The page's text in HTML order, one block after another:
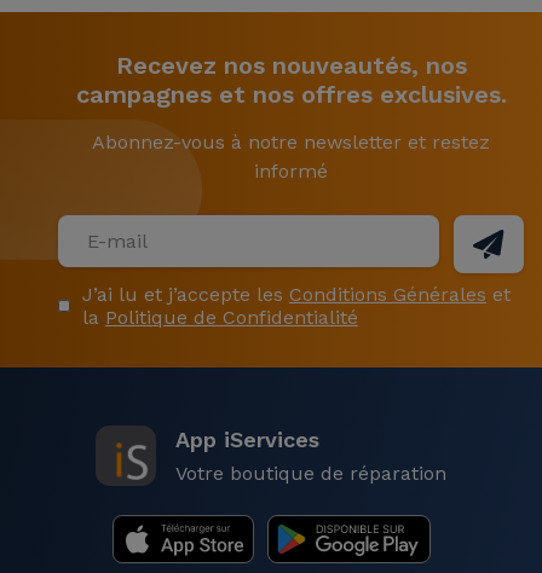
Recevez nos nouveautés, nos
campagnes et nos offres exclusives.
Abonnez-vous à notre newsletter et restez
informé
J’ai lu et j’accepte les Conditions Générales et
la Politique de Confidentialité
App iServices
Votre boutique de réparation